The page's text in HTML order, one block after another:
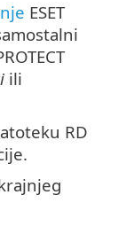
ESET
ili
RD